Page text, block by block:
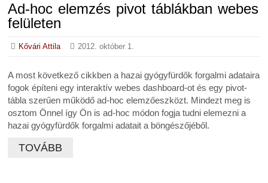
Ad-hoc elemzés pivot táblákban webes
felületen
Kővári Attila 2012. október 1.
A most következő cikkben a hazai gyógyfürdők forgalmi adataira
fogok építeni egy interaktív webes dashboard-ot és egy pivot-
tábla szerűen működő ad-hoc elemzőeszközt. Mindezt meg is
osztom Önnel így Ön is ad-hoc módon fogja tudni elemezni a
hazai gyógyfürdők forgalmi adatait a böngészőjéből.
TOVÁBB